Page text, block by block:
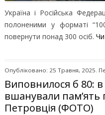
Україна і Російська
полоненими у форматі
повернути понад 300 осіб.
Опубліковано: 25 Травня, 2025.
Виповнилося б 80: в
вшанували пам’ять
Петровція (ФОТО)